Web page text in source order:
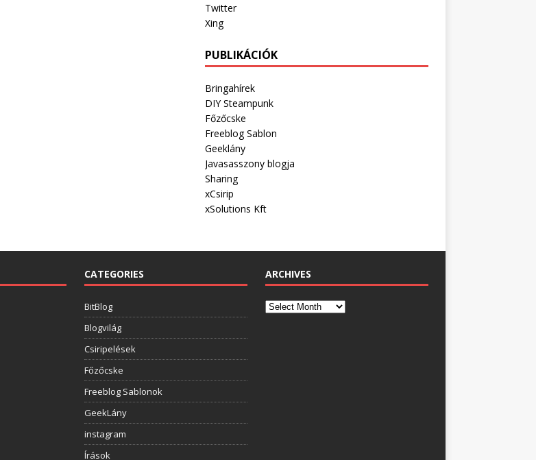
Twitter
Xing
PUBLIKÁCIÓK
Bringahírek
DIY Steampunk
Főzőcske
Freeblog Sablon
Geeklány
Javasasszony blogja
Sharing
xCsirip
xSolutions Kft
CATEGORIES
BitBlog
Blogvilág
Csiripelések
Főzőcske
Freeblog Sablonok
GeekLány
instagram
Írások
ARCHIVES